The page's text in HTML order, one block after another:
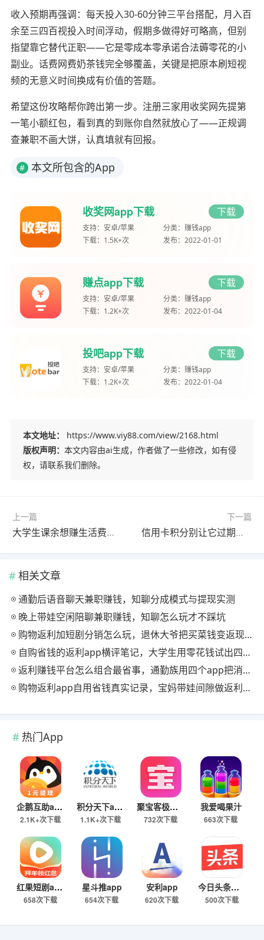
收入预期再强调：每天投入30-60分钟三平台搭配，月入百
余至三四百视投入时间浮动，假期多做得好可略高，但别
指望靠它替代正职——它是零成本零承诺合法薅零花的小
副业。话费网费奶茶钱完全够覆盖，关键是把原本刷短视
频的无意义时间换成有价值的答题。
希望这份攻略帮你跨出第一步。注册三家用收奖网先提第
一笔小额红包，看到真的到账你自然就放心了——正规调
查兼职不画大饼，认真填就有回报。
# 本文所包含的App
收奖网app下载 下载
支持： 安卓/苹果 分类： 赚钱app
下载： 1.5K+次 发布： 2022-01-01
赚点app下载 下载
支持： 安卓/苹果 分类： 赚钱app
下载： 1.2K+次 发布： 2022-01-04
投吧app下载 下载
支持： 安卓/苹果 分类： 赚钱app
下载： 1.2K+次 发布： 2022-01-04
本文地址：
https://www.viy88.com/view/2168.html
版权声明： 本文内容由ai生成，作者做了一些修改，如有侵
权，请联系我们删除。
上一篇
大学生课余想赚生活费？三个有奖调查平台填问卷真实收入与避坑指南
下一篇
信用卡积分别让它过期清零，用积分天下把沉睡积分换成现金并推广赚佣金
相关文章
通勤后语音聊天兼职赚钱，知聊分成模式与提现实测
晚上带娃空闲陪聊兼职赚钱，知聊怎么玩才不踩坑
购物返利加短剧分销怎么玩，退休大爷把买菜钱变返现的慢节奏法
自购省钱的返利app横评笔记，大学生用零花钱试出四款能提现的
返利赚钱平台怎么组合最省事，通勤族用四个app把消费变现金流
购物返利app自用省钱真实记录，宝妈带娃间隙做返利赚钱的日常
热门App
企鹅互助app
2.1K+次下载
积分天下app
1.1K+次下载
聚宝客极速版
732次下载
我爱喝果汁
663次下载
红果短剧app
658次下载
星斗推app
654次下载
安利app
620次下载
今日头条极速版下载
500次下载